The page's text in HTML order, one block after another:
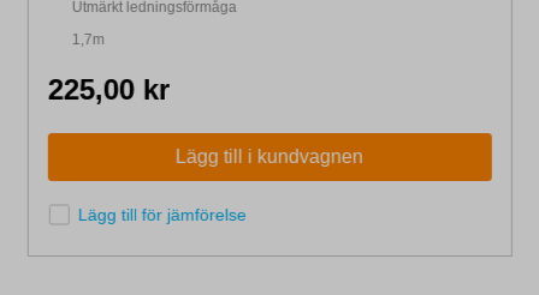
Utmärkt ledningsförmåga
1,7m
225,00 kr
Lägg till i kundvagnen
Lägg till för jämförelse